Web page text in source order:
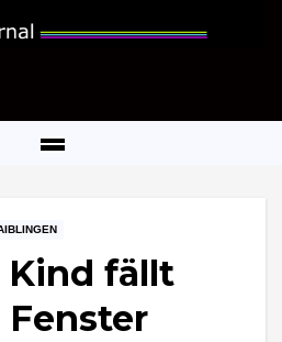
Kind fällt
Fenster